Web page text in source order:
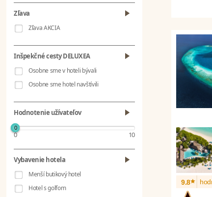
Zľava
Zľava AKCIA
Inšpekčné cesty DELUXEA
Osobne sme v hoteli bývali
Osobne sme hotel navštívili
Hodnotenie užívateľov
0
0 10
Vybavenie hotela
Menší butikový hotel
Hotel s golfom
9.8*